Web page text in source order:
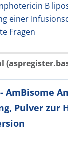
B
einer
Fragen
AmBisome
Pulver zur